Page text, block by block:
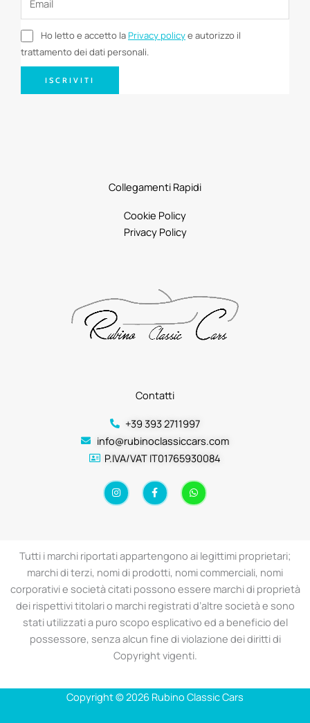
Ho letto e accetto laPrivacy policye autorizzo il
trattamento dei dati personali.
ISCRIVITI
Contatti
+39 393 2711997
info@rubinoclassiccars.com
P.IVA/VAT IT01765930084
I
n
s
a
m
F
a
c
k
-
f
W
h
a
p
Collegamenti Rapidi
Cookie Policy
Privacy Policy
Tutti i marchi riportati appartengono ai legittimi proprietari;
marchi di terzi, nomi di prodotti, nomi commerciali, nomi
corporativi e società citati possono essere marchi di proprietà
dei rispettivi titolari o marchi registrati d’altre società e sono
stati utilizzati a puro scopo esplicativo ed a beneficio del
possessore, senza alcun fine di violazione dei diritti di
Copyright vigenti.
Copyright © 2026 Rubino Classic Cars